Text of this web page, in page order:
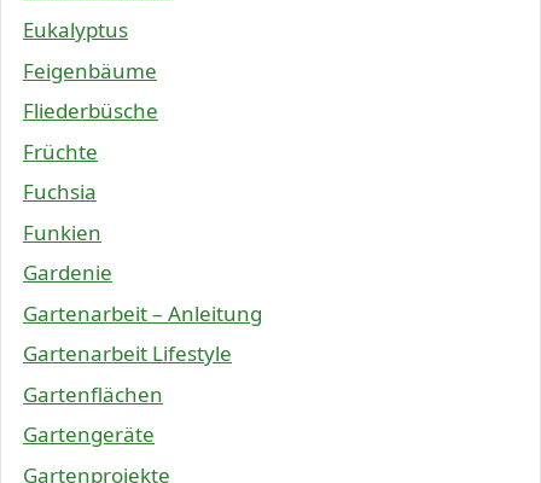
Eukalyptus
Feigenbäume
Fliederbüsche
Früchte
Fuchsia
Funkien
Gardenie
Gartenarbeit – Anleitung
Gartenarbeit Lifestyle
Gartenflächen
Gartengeräte
Gartenprojekte